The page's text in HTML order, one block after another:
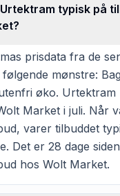
typisk på
prisdata fra de
mønstre:
øko.
Market i juli. Når
varer tilbuddet
Det er 28 dage
hos Wolt Market.